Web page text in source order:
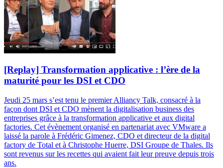
[Replay] Transformation applicative : l’ère de la
maturité pour les DSI et CDO
Jeudi 25 mars s’est tenu le premier Alliancy Talk, consacré à la
façon dont DSI et CDO mènent la digitalisation business des
entreprises grâce à la transformation applicative et aux digital
factories. Cet évènement organisé en partenariat avec VMware a
laissé la parole à Frédéric Gimenez, CDO et directeur de la digital
factory de Total et à Christophe Huerre, DSI Groupe de Thales. Ils
sont revenus sur les recettes qui avaient fait leur preuve depuis trois
ans.